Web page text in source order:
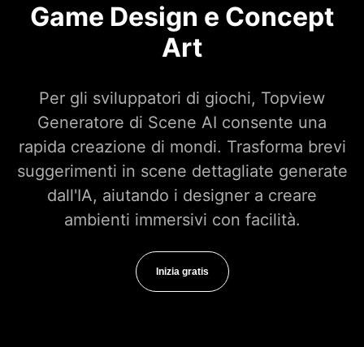
Game Design e Concept
Art
Per gli sviluppatori di giochi, Topview
Generatore di Scene AI consente una
rapida creazione di mondi. Trasforma brevi
suggerimenti in scene dettagliate generate
dall'IA, aiutando i designer a creare
ambienti immersivi con facilità.
Inizia gratis